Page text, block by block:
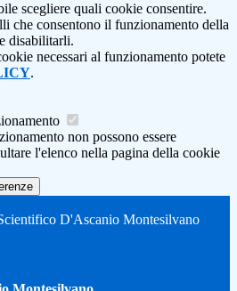
scegliere quali cookie consentire.
che consentono il funzionamento della
disabilitarli.
necessari al funzionamento potete
.
non possono essere
l'elenco nella pagina della cookie
D'Ascanio Montesilvano